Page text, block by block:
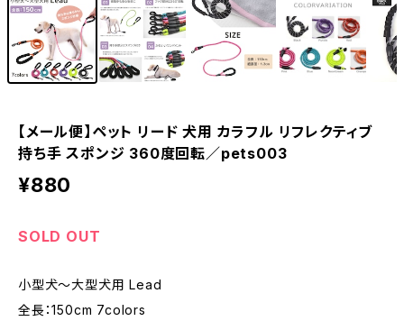
【メール便】ペット リード 犬用 カラフル リフレクティブ
持ち手 スポンジ 360度回転／pets003
¥880
SOLD OUT
小型犬～大型犬用 Lead
全長：150cm 7colors